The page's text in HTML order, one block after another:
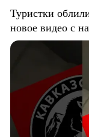
Туристки
новое видео с